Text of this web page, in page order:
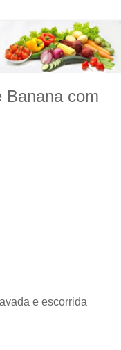
Banana com
e escorrida